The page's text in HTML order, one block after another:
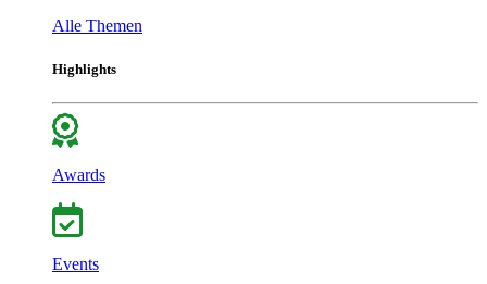
Alle Themen
Highlights
Awards
Events